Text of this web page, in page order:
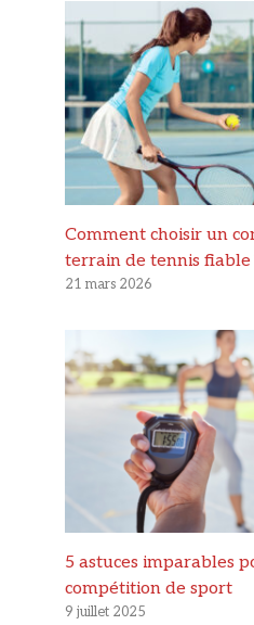
Comment choisir un
terrain de tennis fiable
21 mars 2026
5 astuces imparables
compétition de sport
9 juillet 2025